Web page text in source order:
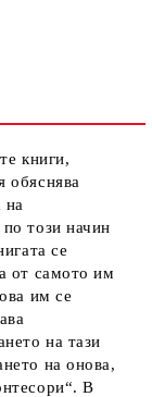
книги,
обяснява
на
този начин
се
от самото им
им се
на тази
на онова,
В